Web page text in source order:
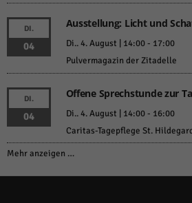
DI.
04
Ausstellung: Licht und
Di.. 4. August | 14:00- 17:00
Pulvermagazin der Zitadelle
DI.
04
Offene Sprechstunde zur
Di.. 4. August | 14:00- 16:00
Caritas-Tagepflege St.
Mehr anzeigen …